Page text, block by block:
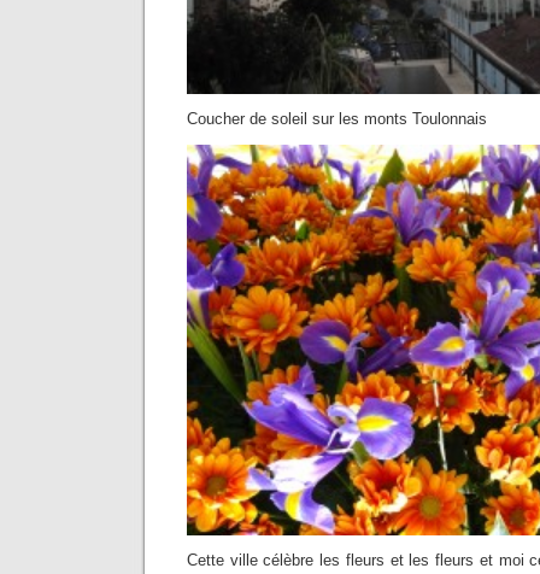
Coucher de soleil sur les monts Toulonnais
Cette ville célèbre les fleurs et les fleurs et moi